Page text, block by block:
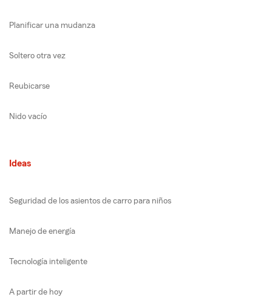
Planificar una mudanza
Soltero otra vez
Reubicarse
Nido vacío
Ideas
Seguridad de los asientos de carro para niños
Manejo de energía
Tecnología inteligente
A partir de hoy